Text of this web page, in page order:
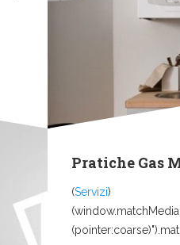
Pratiche Gas
(Servizi)